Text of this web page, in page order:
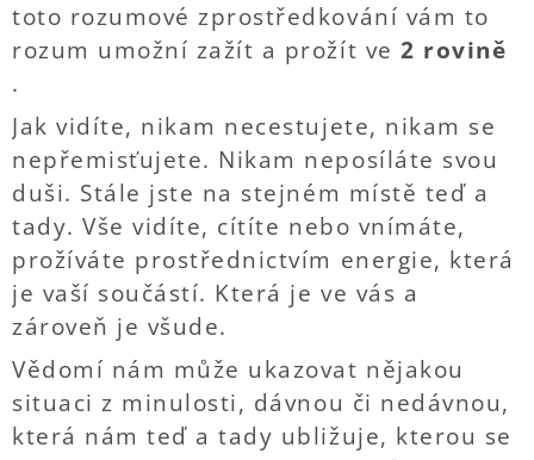
toto rozumové zprostředkování vám to
rozum umožní zažít a prožít ve2 rovině
.
Jak vidíte, nikam necestujete, nikam se
nepřemisťujete. Nikam neposíláte svou
duši. Stále jste na stejném místě teď a
tady. Vše vidíte, cítíte nebo vnímáte,
prožíváte prostřednictvím energie, která
je vaší součástí. Která je ve vás a
zároveň je všude.
Vědomí nám může ukazovat nějakou
situaci z minulosti, dávnou či nedávnou,
která nám teď a tady ubližuje, kterou se